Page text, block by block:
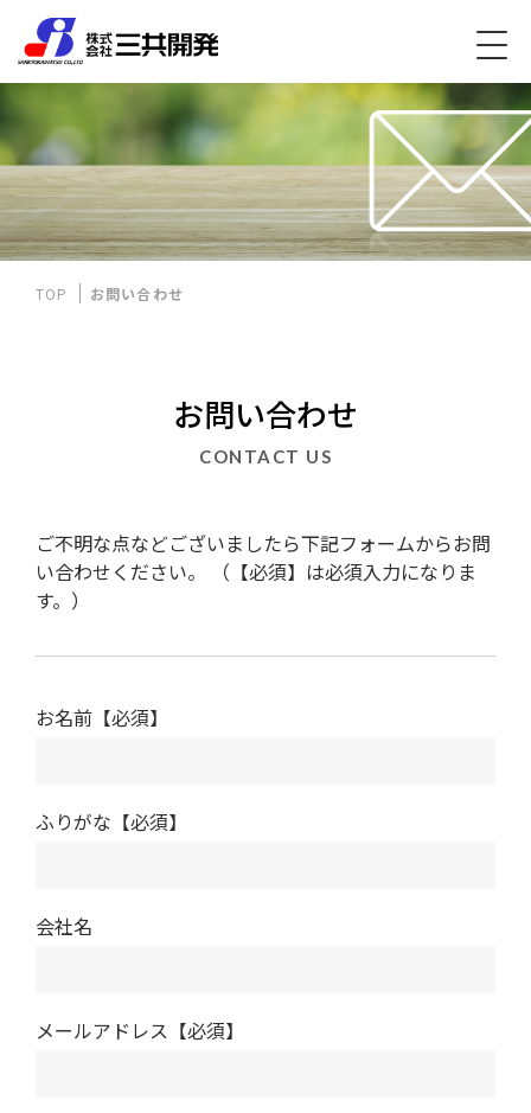
TOP お問い合わせ
お問い合わせ
CONTACT US
ご不明な点などございましたら下記フォームからお問
い合わせください。 （【必須】は必須入力になりま
す。）
お名前【必須】
ふりがな【必須】
会社名
メールアドレス【必須】